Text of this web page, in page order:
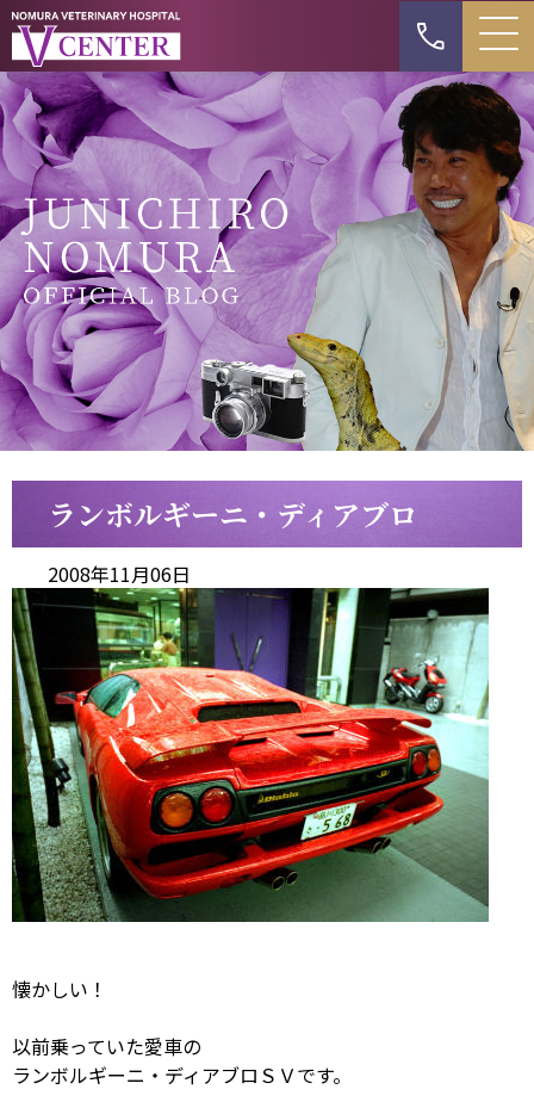
ランボルギーニ・ディアブロ
2008年11月06日
懐かしい！
以前乗っていた愛車の
ランボルギーニ・ディアブロＳＶです。